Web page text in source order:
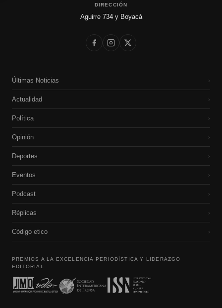
DIRECCIÓN
Aguirre 734 y Boyacá
Últimas Noticias ›
Actualidad ›
Política ›
Opinión ›
Deportes ›
Eventos ›
Podcast ›
Réplicas ›
Código etico ›
PREMIOS A LA EXCELENCIA PERIODÍSTICA Y LIDERAZGO
EDITORIAL